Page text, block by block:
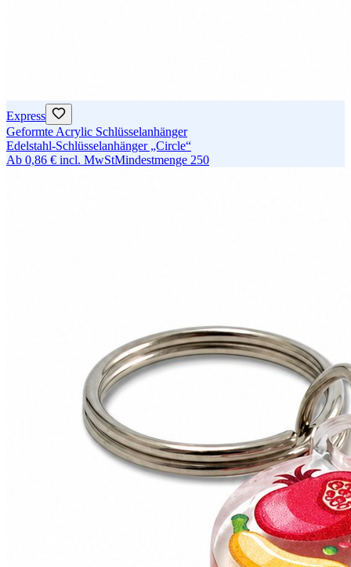
Express
Geformte Acrylic Schlüsselanhänger
Edelstahl-Schlüsselanhänger „Circle“
Ab 0,86 € incl. MwStMindestmenge 250